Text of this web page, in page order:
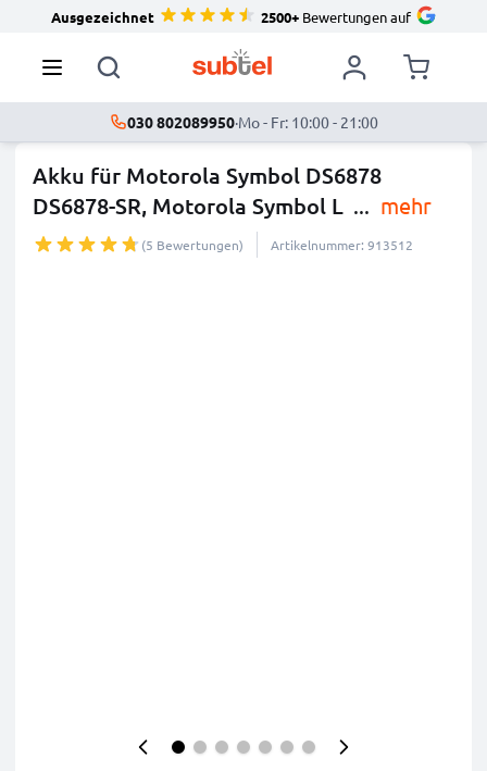
Ausgezeichnet 2500+Bewertungen auf
030 802089950·Mo - Fr: 10:00 - 21:00
Akku für Motorola Symbol DS6878
DS6878-SR, Motorola Symbol L ... mehr
(5 Bewertungen) Artikelnummer: 913512